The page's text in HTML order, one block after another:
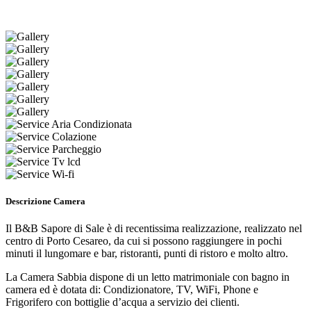
Aria Condizionata
Colazione
Parcheggio
Tv lcd
Wi-fi
Descrizione Camera
Il B&B Sapore di Sale è di recentissima realizzazione, realizzato nel
centro di Porto Cesareo, da cui si possono raggiungere in pochi
minuti il lungomare e bar, ristoranti, punti di ristoro e molto altro.
La Camera Sabbia dispone di un letto matrimoniale con bagno in
camera ed è dotata di: Condizionatore, TV, WiFi, Phone e
Frigorifero con bottiglie d’acqua a servizio dei clienti.